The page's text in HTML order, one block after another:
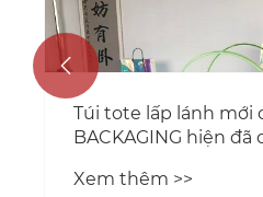
Túi tote lấp lánh mới
BACKAGING hiện đã
Xem thêm >>
